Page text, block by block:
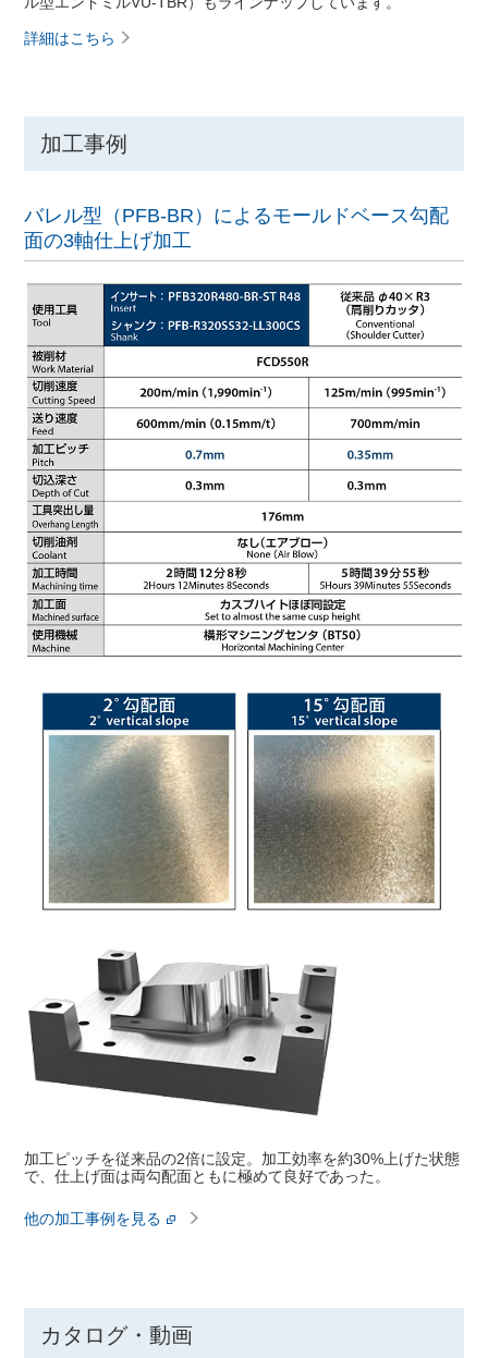
詳細はこちら
加工事例
バレル型（PFB-BR）によるモールドベース勾配
面の3軸仕上げ加工
加工ピッチを従来品の2倍に設定。加工効率を約30%上げた状態
で、仕上げ面は両勾配面ともに極めて良好であった。
他の加工事例を見る
カタログ・動画